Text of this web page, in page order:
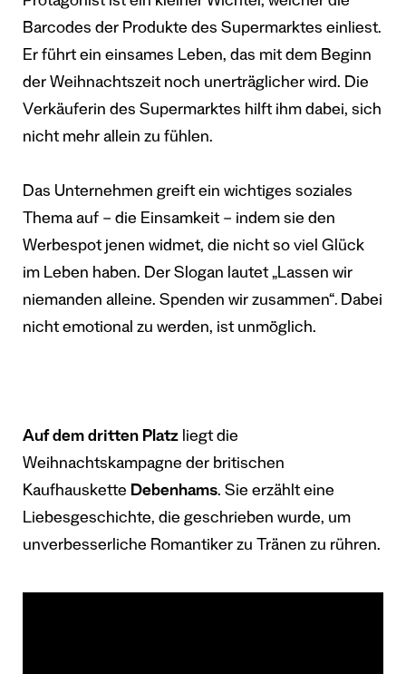
Barcodes der Produkte des Supermarktes einliest.
Er führt ein einsames Leben, das mit dem Beginn
der Weihnachtszeit noch unerträglicher wird. Die
Verkäuferin des Supermarktes hilft ihm dabei, sich
nicht mehr allein zu fühlen.
Das Unternehmen greift ein wichtiges soziales
Thema auf – die Einsamkeit – indem sie den
Werbespot jenen widmet, die nicht so viel Glück
im Leben haben. Der Slogan lautet „Lassen wir
niemanden alleine. Spenden wir zusammen“. Dabei
nicht emotional zu werden, ist unmöglich.
Auf dem dritten Platz liegt die
Weihnachtskampagne der britischen
Kaufhauskette Debenhams. Sie erzählt eine
Liebesgeschichte, die geschrieben wurde, um
unverbesserliche Romantiker zu Tränen zu rühren.